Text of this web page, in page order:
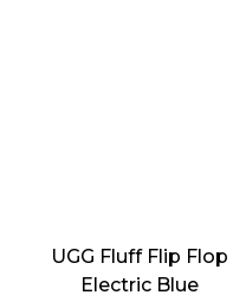
UGG Fluff Flip Flop
Electric Blue